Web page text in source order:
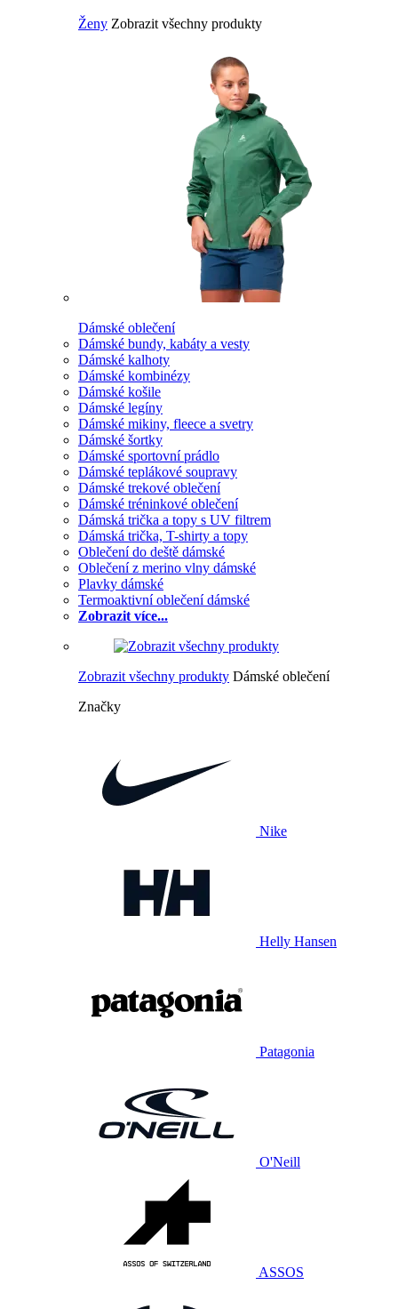
Ženy Zobrazit všechny produkty
Dámské oblečení
Dámské bundy, kabáty a vesty
Dámské kalhoty
Dámské kombinézy
Dámské košile
Dámské legíny
Dámské mikiny, fleece a svetry
Dámské šortky
Dámské sportovní prádlo
Dámské teplákové soupravy
Dámské trekové oblečení
Dámské tréninkové oblečení
Dámská trička a topy s UV filtrem
Dámská trička, T-shirty a topy
Oblečení do deště dámské
Oblečení z merino vlny dámské
Plavky dámské
Termoaktivní oblečení dámské
Zobrazit více...
Zobrazit všechny produkty Dámské oblečení
Značky
Nike
Helly Hansen
Patagonia
O'Neill
ASSOS